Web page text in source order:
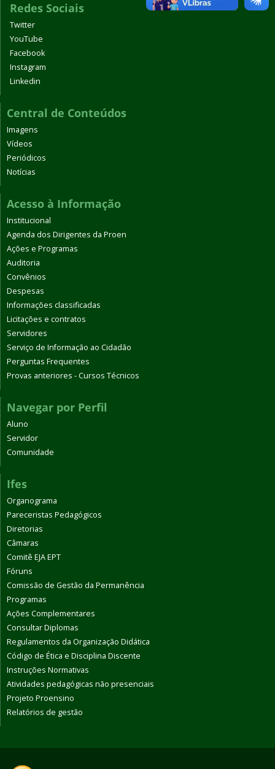
Redes Sociais
Twitter
YouTube
Facebook
Instagram
Linkedin
Central de Conteúdos
Imagens
Vídeos
Periódicos
Notícias
Acesso à Informação
Institucional
Agenda dos Dirigentes da Proen
Ações e Programas
Auditoria
Convênios
Despesas
Informações classificadas
Licitações e contratos
Servidores
Serviço de Informação ao Cidadão
Perguntas Frequentes
Provas anteriores - Cursos Técnicos
Navegar por Perfil
Aluno
Servidor
Comunidade
Ifes
Organograma
Pareceristas Pedagógicos
Diretorias
Câmaras
Comitê EJA EPT
Fóruns
Comissão de Gestão da Permanência
Programas
Ações Complementares
Consultar Diplomas
Regulamentos da Organização Didática
Código de Ética e Disciplina Discente
Instruções Normativas
Atividades pedagógicas não presenciais
Projeto Proensino
Relatórios de gestão